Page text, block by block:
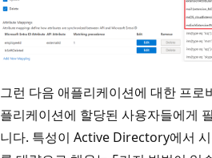
그런 다음 애플리케이션에 대한 프로
플리케이션에 할당된 사용자들에게
니다. 특성이 Active Directory에서